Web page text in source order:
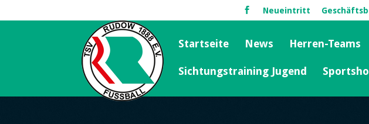
Neueintritt
Startseite News Herren-Teams
Sichtungstraining Jugend